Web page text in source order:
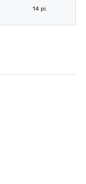
14 pi.